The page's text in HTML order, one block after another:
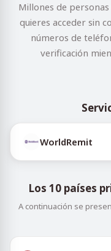
Millones de
quieres acceder sin
números de
verificación
WorldRemit
Los 10 países
A continuación se